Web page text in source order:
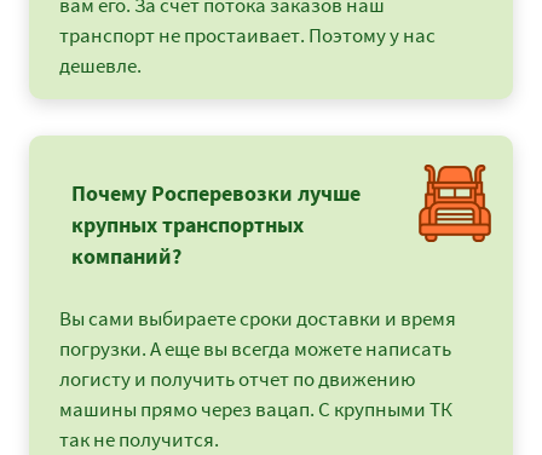
транспорт не простаивает. Поэтому у нас
дешевле.
Почему Росперевозки лучше
крупных транспортных
компаний?
Вы сами выбираете сроки доставки и время
погрузки. А еще вы всегда можете написать
логисту и получить отчет по движению
машины прямо через вацап. С крупными ТК
так не получится.